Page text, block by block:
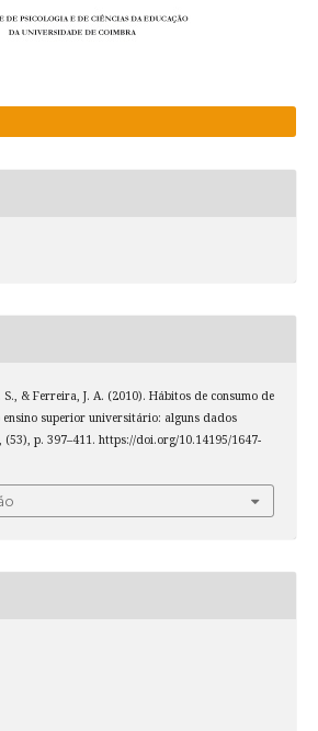
S., & Ferreira, J. A. (2010). Hábitos de consumo de
ensino superior universitário: alguns dados
(53), p. 397–411. https://doi.org/10.14195/1647-